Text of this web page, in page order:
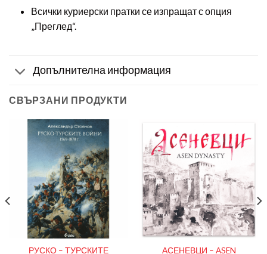
Всички куриерски пратки се изпращат с опция
„Преглед“.
Допълнителна информация
СВЪРЗАНИ ПРОДУКТИ
РУСКО – ТУРСКИТЕ АСЕНЕВЦИ – ASEN